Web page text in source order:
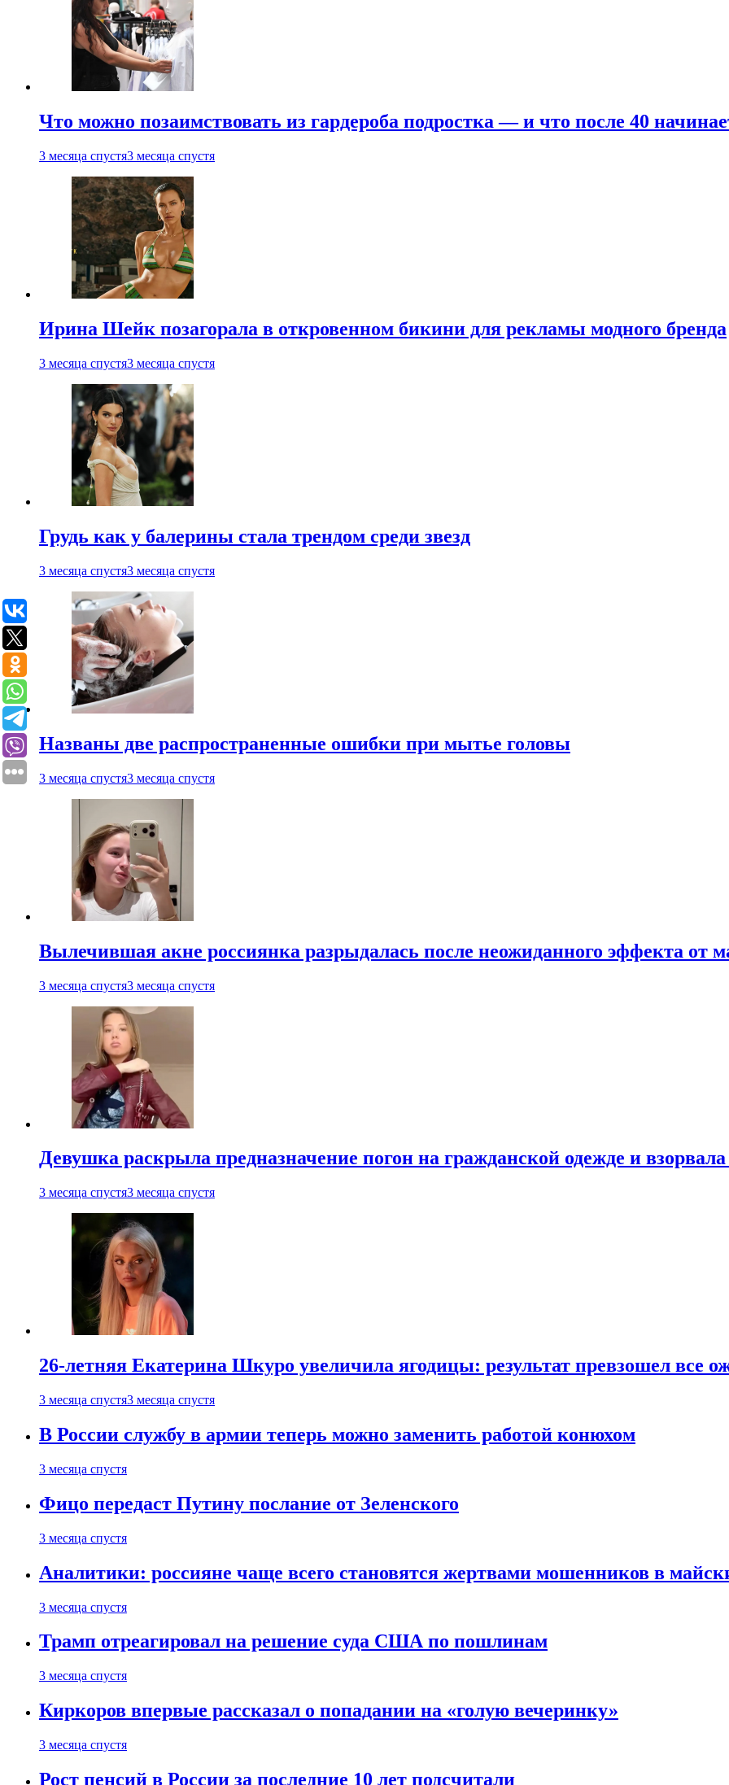
Что можно позаимствовать из гардероба подростка — и что после 40
3 месяца спустя3 месяца спустя
Ирина Шейк позагорала в откровенном бикини для рекламы модного бренда
3 месяца спустя3 месяца спустя
Грудь как у балерины стала трендом среди звезд
3 месяца спустя3 месяца спустя
Названы две распространенные ошибки при мытье головы
3 месяца спустя3 месяца спустя
Вылечившая акне россиянка разрыдалась после неожиданного эффекта от
3 месяца спустя3 месяца спустя
Девушка раскрыла предназначение погон на гражданской одежде и взорвала
3 месяца спустя3 месяца спустя
26-летняя Екатерина Шкуро увеличила ягодицы: результат превзошел все
3 месяца спустя3 месяца спустя
В России службу в армии теперь можно заменить работой конюхом
3 месяца спустя
Фицо передаст Путину послание от Зеленского
3 месяца спустя
Аналитики: россияне чаще всего становятся жертвами мошенников в
3 месяца спустя
Трамп отреагировал на решение суда США по пошлинам
3 месяца спустя
Киркоров впервые рассказал о попадании на «голую вечеринку»
3 месяца спустя
Рост пенсий в России за последние 10 лет подсчитали